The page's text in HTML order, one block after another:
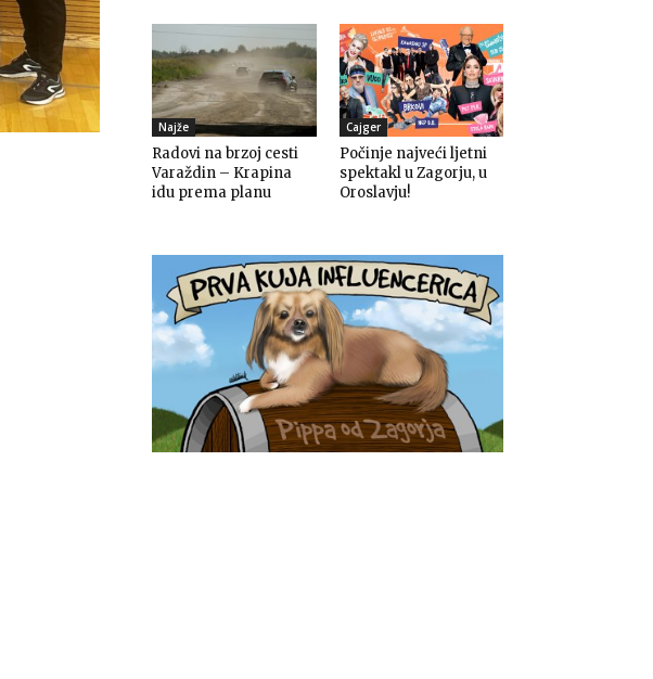
Najže
Radovi na brzoj cesti
Varaždin – Krapina
idu prema planu
Cajger
Počinje najveći ljetni
spektakl u Zagorju, u
Oroslavju!